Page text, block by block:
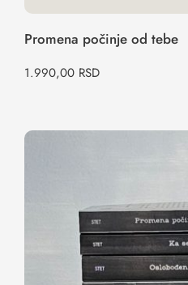
Promena počinje od tebe
1.990,00 RSD